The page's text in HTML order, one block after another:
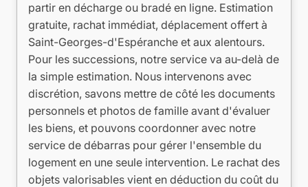
partir en décharge ou bradé en ligne. Estimation
gratuite, rachat immédiat, déplacement offert à
Saint-Georges-d'Espéranche et aux alentours.
Pour les successions, notre service va au-delà de
la simple estimation. Nous intervenons avec
discrétion, savons mettre de côté les documents
personnels et photos de famille avant d'évaluer
les biens, et pouvons coordonner avec notre
service de débarras pour gérer l'ensemble du
logement en une seule intervention. Le rachat des
objets valorisables vient en déduction du coût du